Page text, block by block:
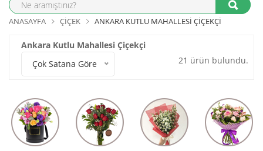
ANASAYFA ÇIÇEK ANKARA KUTLU MAHALLESI ÇIÇEKÇI
Ankara Kutlu Mahallesi Çiçekçi
Çok Satana Göre
21 ürün bulundu.